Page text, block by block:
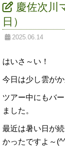
慶佐次川
日）
2025.06.14
はいさ～い！
今日は少し雲が
ツアー中にもバ
ました。
最近は暑い日が
かったですよ～